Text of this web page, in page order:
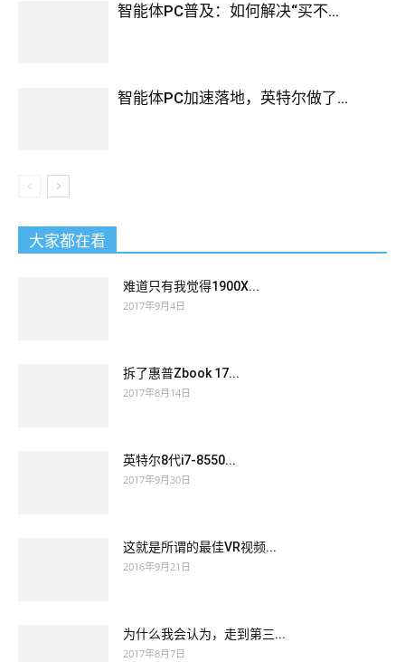
智能体PC普及：如何解决“买不...
智能体PC加速落地，英特尔做了...
大家都在看
难道只有我觉得1900X...
2017年9月4日
拆了惠普Zbook 17...
2017年8月14日
英特尔8代i7-8550...
2017年9月30日
这就是所谓的最佳VR视频...
2016年9月21日
为什么我会认为，走到第三...
2017年8月7日